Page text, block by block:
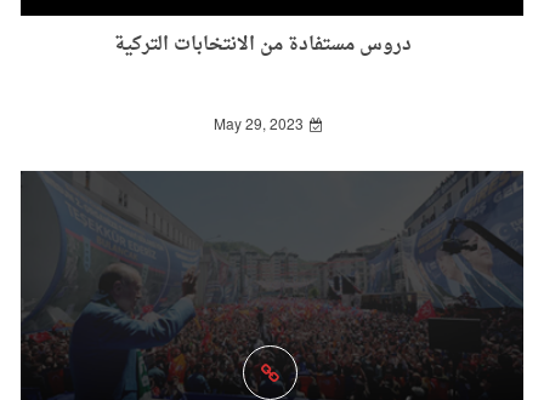
دروس مستفادة من الانتخابات التركية
May 29, 2023